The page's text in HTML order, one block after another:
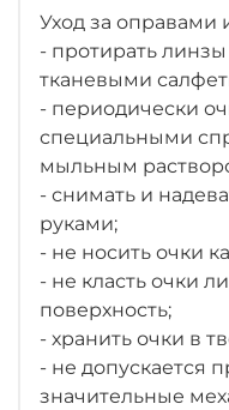
Уход за оправами
- протирать
тканевыми
- периодически
специальными
мыльным
- снимать и
руками;
- не носить очки
- не класть очки
поверхность;
- хранить очки в
- не допускается
значительные